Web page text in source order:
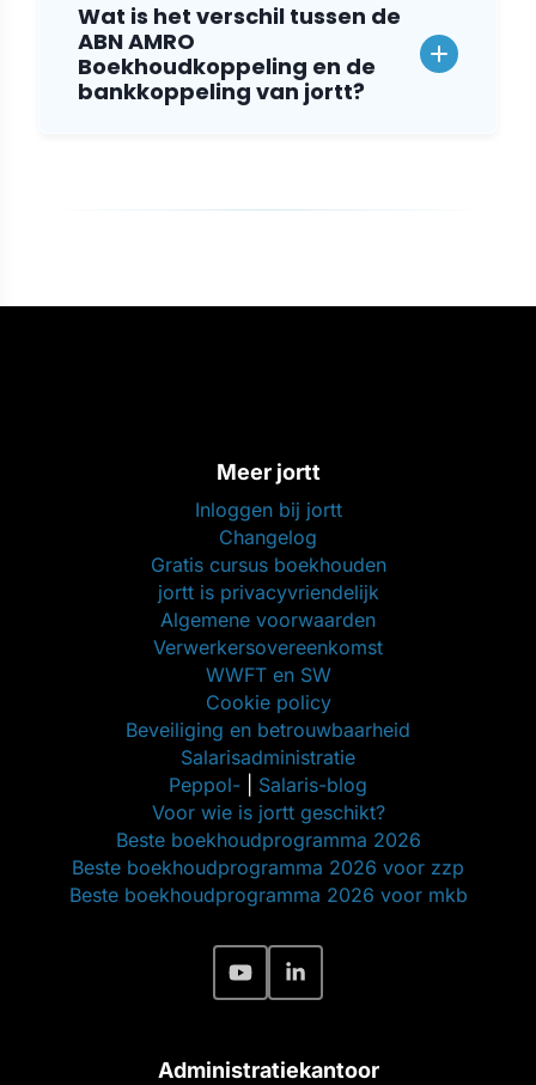
Wat is het verschil tussen de
ABN AMRO
Boekhoudkoppeling en de
bankkoppeling van jortt?
Meer jortt
Inloggen bij jortt
Changelog
Gratis cursus boekhouden
jortt is privacyvriendelijk
Algemene voorwaarden
Verwerkersovereenkomst
WWFT en SW
Cookie policy
Beveiliging en betrouwbaarheid
Salarisadministratie
Peppol-
Salaris-blog
Voor wie is jortt geschikt?
Beste boekhoudprogramma 2026
Beste boekhoudprogramma 2026 voor zzp
Beste boekhoudprogramma 2026 voor mkb
Administratiekantoor